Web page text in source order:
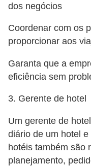
dos negócios
Coordenar com os
proporcionar aos
Garanta que a
eficiência sem
3. Gerente de hotel
Um gerente de
diário de um hotel
hotéis também são
planejamento,